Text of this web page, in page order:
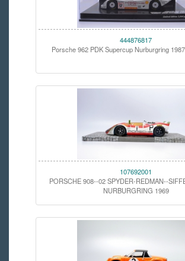
444876817
Porsche 962 PDK Supercup Nurburgring
107692001
PORSCHE 908--02 SPYDER-REDMAN--
NURBURGRING 1969